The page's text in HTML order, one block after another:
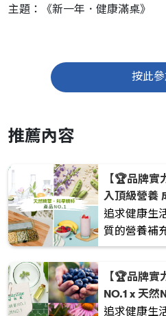
主題：
《新一年．健康滿桌》
按此
推薦內容
【🏆品牌
追求健康生
質的營養補
華與科學精
【🏆品牌
NO.1 x 天
追求健康生